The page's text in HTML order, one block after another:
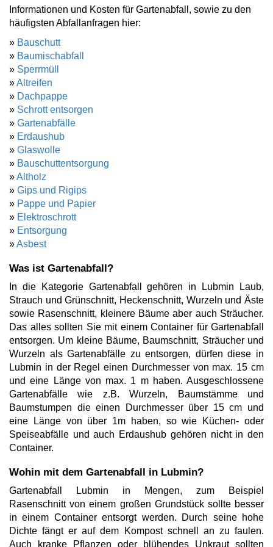
Informationen und Kosten für Gartenabfall, sowie zu den
häufigsten Abfallanfragen hier:
» Bauschutt
» Baumischabfall
» Sperrmüll
»Altreifen
» Dachpappe
» Schrott entsorgen
» Gartenabfälle
» Erdaushub
» Glaswolle
» Bauschuttentsorgung
»Altholz
» Gips und Rigips
» Pappe und Papier
» Elektroschrott
» Entsorgung
»Asbest
Was ist Gartenabfall?
In die Kategorie Gartenabfall gehören in Lubmin Laub,
Strauch und Grünschnitt, Heckenschnitt, Wurzeln und Äste
sowie Rasenschnitt, kleinere Bäume aber auch Sträucher.
Das alles sollten Sie mit einem Container für Gartenabfall
entsorgen. Um kleine Bäume, Baumschnitt, Sträucher und
Wurzeln als Gartenabfälle zu entsorgen, dürfen diese in
Lubmin in der Regel einen Durchmesser von max. 15 cm
und eine Länge von max. 1 m haben. Ausgeschlossene
Gartenabfälle wie z.B. Wurzeln, Baumstämme und
Baumstumpen die einen Durchmesser über 15 cm und
eine Länge von über 1m haben, so wie Küchen- oder
Speiseabfälle und auch Erdaushub gehören nicht in den
Container.
Wohin mit dem Gartenabfall in Lubmin?
Gartenabfall Lubmin in Mengen, zum Beispiel
Rasenschnitt von einem großen Grundstück sollte besser
in einem Container entsorgt werden. Durch seine hohe
Dichte fängt er auf dem Kompost schnell an zu faulen.
Auch kranke Pflanzen oder blühendes Unkraut sollten